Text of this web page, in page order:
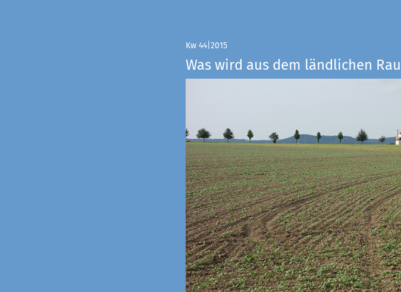
Kw 44|2015
Was wird aus dem ländlichen